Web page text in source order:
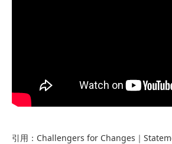
引用：Challengers for Changes｜